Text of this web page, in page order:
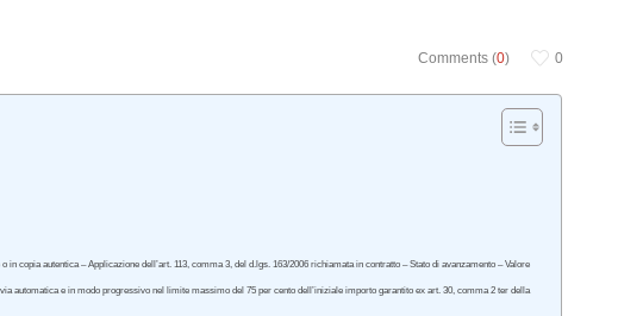
Comments (0) 0
copia autentica – Applicazione dell’art. 113, comma 3, del d.lgs. 163/2006 richiamata in contratto – Stato di avanzamento – Valore
automatica e in modo progressivo nel limite massimo del 75 per cento dell’iniziale importo garantito ex art. 30, comma 2 ter della